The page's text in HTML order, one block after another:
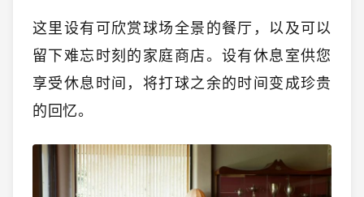
这里设有可欣赏球场全景的餐厅，以及可以
留下难忘时刻的家庭商店。设有休息室供您
享受休息时间，将打球之余的时间变成珍贵
的回忆。